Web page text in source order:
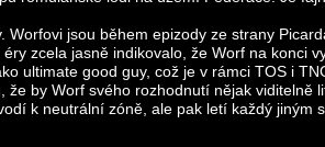
jsou během epizody ze strany
zcela jasně indikovalo, že Worf na konci
ultimate good guy, což je v rámci TOS i
by Worf svého rozhodnutí nějak viditelně
k neutrální zóně, ale pak letí každý jiným